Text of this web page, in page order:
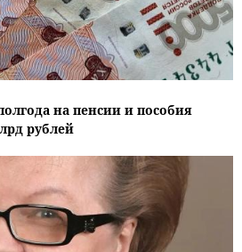
на пенсии и пособия
рублей